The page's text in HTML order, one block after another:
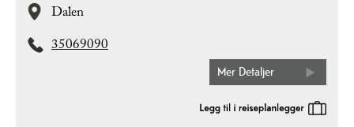
Dalen
35069090
Mer Detaljer